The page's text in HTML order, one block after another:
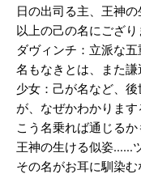
日の出司る主、王神
以上の己の名にござり
ダヴィンチ：立派な五
名もなきとは、また
少女：己が名など、
が、なぜかわかります
こう名乗れば通じるか
王神の生ける似姿……
その名がお耳に馴染